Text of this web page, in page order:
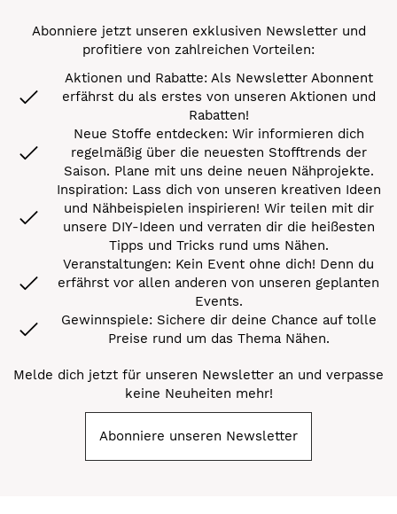
Abonniere jetzt unseren exklusiven Newsletter und
profitiere von zahlreichen Vorteilen:
Aktionen und Rabatte: Als Newsletter Abonnent
erfährst du als erstes von unseren Aktionen und
Rabatten!
Neue Stoffe entdecken: Wir informieren dich
regelmäßig über die neuesten Stofftrends der
Saison. Plane mit uns deine neuen Nähprojekte.
Inspiration: Lass dich von unseren kreativen Ideen
und Nähbeispielen inspirieren! Wir teilen mit dir
unsere DIY-Ideen und verraten dir die heißesten
Tipps und Tricks rund ums Nähen.
Veranstaltungen: Kein Event ohne dich! Denn du
erfährst vor allen anderen von unseren geplanten
Events.
Gewinnspiele: Sichere dir deine Chance auf tolle
Preise rund um das Thema Nähen.
Melde dich jetzt für unseren Newsletter an und verpasse
keine Neuheiten mehr!
Abonniere unseren Newsletter